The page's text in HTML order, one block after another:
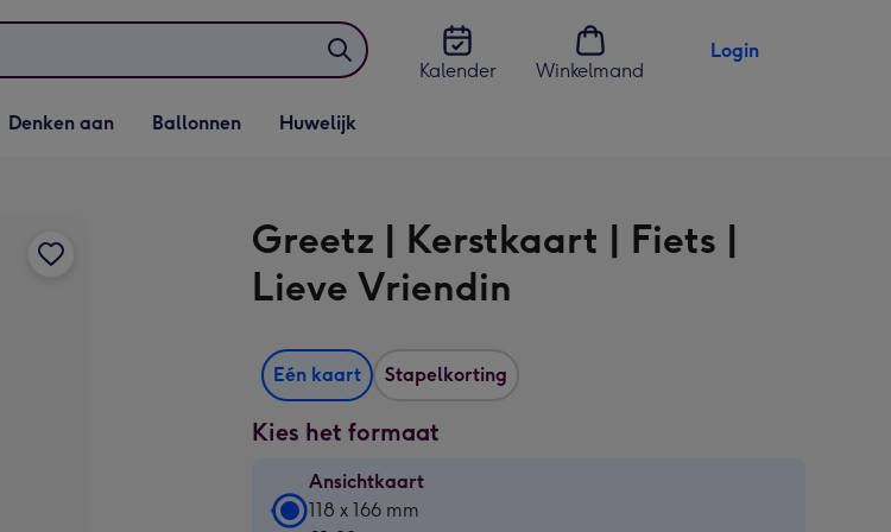
Kalender
Winkelmand
Login
Vervolgkeuzelijst
Denken aan openen
Denken aan
Vervolgkeuzelijst
Ballonnen openen
Ballonnen
Vervolgkeuzelijst
Huwelijk openen
Huwelijk
Greetz | Kerstkaart | Fiets |
Lieve Vriendin
Eén kaart Stapelkorting
Kies het formaat
Ansichtkaart
Ansichtkaart
118 x 166 mm